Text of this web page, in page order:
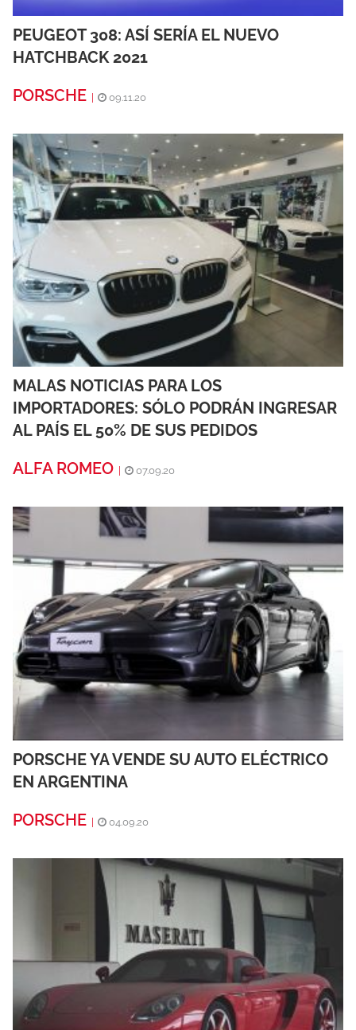
PEUGEOT 308: ASÍ SERÍA EL NUEVO
HATCHBACK 2021
PORSCHE | 09.11.20
MALAS NOTICIAS PARA LOS
IMPORTADORES: SÓLO PODRÁN INGRESAR
AL PAÍS EL 50% DE SUS PEDIDOS
ALFA ROMEO
07.09.20
PORSCHE YA VENDE SU AUTO ELÉCTRICO
EN ARGENTINA
PORSCHE
04.09.20